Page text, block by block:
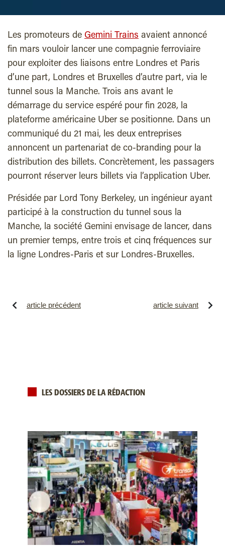
Les promoteurs de Gemini Trains avaient annoncé
fin mars vouloir lancer une compagnie ferroviaire
pour exploiter des liaisons entre Londres et Paris
d’une part, Londres et Bruxelles d’autre part, via le
tunnel sous la Manche. Trois ans avant le
démarrage du service espéré pour fin 2028, la
plateforme américaine Uber se positionne. Dans un
communiqué du 21 mai, les deux entreprises
annoncent un partenariat de co-branding pour la
distribution des billets. Concrètement, les passagers
pourront réserver leurs billets via l’application Uber.
Présidée par Lord Tony Berkeley, un ingénieur ayant
participé à la construction du tunnel sous la
Manche, la société Gemini envisage de lancer, dans
un premier temps, entre trois et cinq fréquences sur
la ligne Londres-Paris et sur Londres-Bruxelles.
article précédent article suivant
LES DOSSIERS DE LA RÉDACTION